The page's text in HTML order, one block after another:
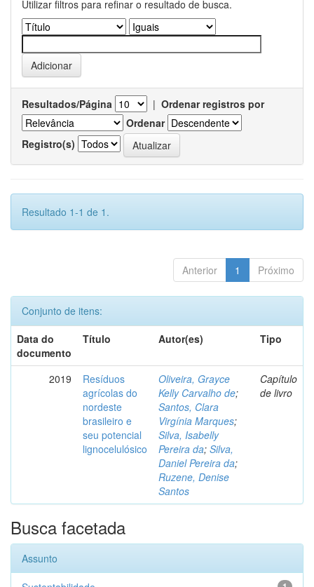
Utilizar filtros para refinar o resultado de busca.
Resultados/Página | Ordenar registros por
Ordenar
Registro(s)
Resultado 1-1 de 1.
Anterior 1 Próximo
Conjunto de itens:
Data do
documento
Título Autor(es) Tipo
2019
Resíduos
agrícolas do
nordeste
brasileiro e
seu potencial
lignocelulósico
Oliveira, Grayce
Kelly Carvalho de;
Santos, Clara
Virgínia Marques;
Silva, Isabelly
Pereira da; Silva,
Daniel Pereira da;
Ruzene, Denise
Santos
Capítulo
de livro
Busca facetada
Assunto